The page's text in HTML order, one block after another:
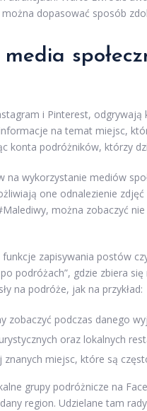
dopasować sposób
i Pinterest,
na temat miejsc,
konta podróżników, którzy
na wykorzystanie mediów
one odnalezienie
można zobaczyć
zapisywania postów
podróżach”, gdzie zbiera
na podróże, jak na przykład:
zobaczyć podczas danego
oraz lokalnych
znanych miejsc, które są
grupy podróżnicze na
region. Udzielane tam